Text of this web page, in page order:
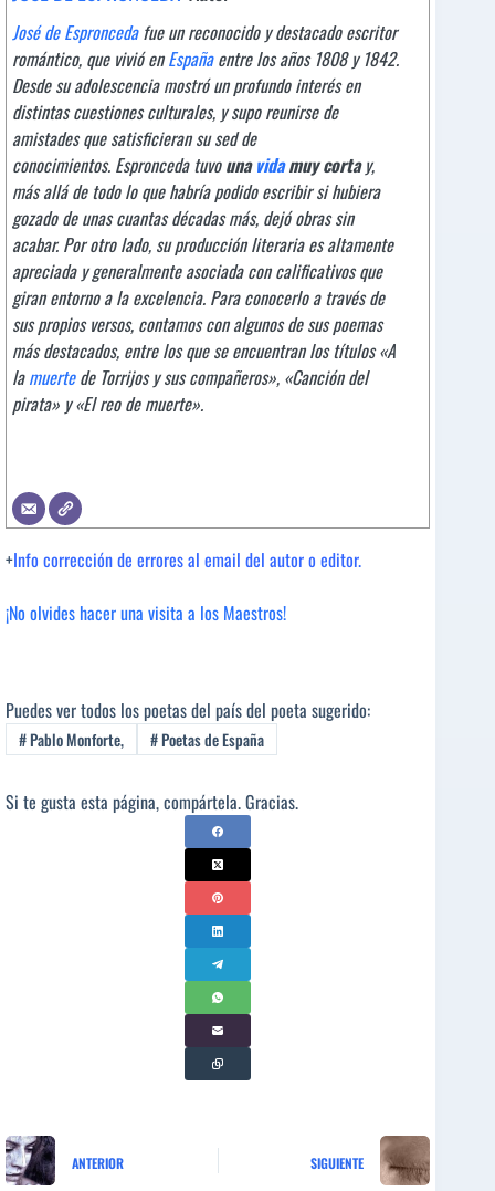
José de Esproncedafue un reconocido y destacado escritor
romántico, que vivió enEspañaentre los años 1808 y 1842.
Desde su adolescencia mostró un profundo interés en
distintas cuestiones culturales, y supo reunirse de
amistades que satisficieran su sed de
conocimientos. Espronceda tuvounavidamuy cortay,
más allá de todo lo que habría podido escribir si hubiera
gozado de unas cuantas décadas más, dejó obras sin
acabar. Por otro lado, su producción literaria es altamente
apreciada y generalmente asociada con calificativos que
giran entorno a la excelencia. Para conocerlo a través de
sus propios versos, contamos con algunos de sus poemas
más destacados, entre los que se encuentran los títulos «A
lamuertede Torrijos y sus compañeros», «Canción del
pirata» y «El reo de muerte».
+Info corrección de errores al email del autor o editor.
¡No olvides hacer una visita a los Maestros!
Puedes ver todos los poetas del país del poeta sugerido:
#Pablo Monforte, #Poetas de España
Si te gusta esta página, compártela. Gracias.
ANTERIOR SIGUIENTE